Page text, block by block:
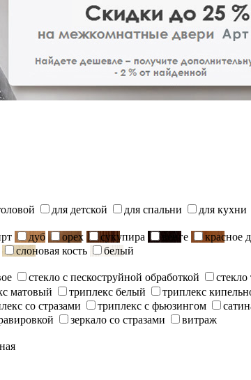
для детской для спальни для кухни
дуб орех сукупира венге красное
слоновая кость
белый
стекло с пескоструйной обработкой
матовый триплекс белый триплекс
со стразами триплекс с фьюзингом
зеркало со стразами
витраж